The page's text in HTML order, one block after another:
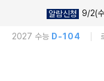
알람신청 9/2(
2027 수능 D-104